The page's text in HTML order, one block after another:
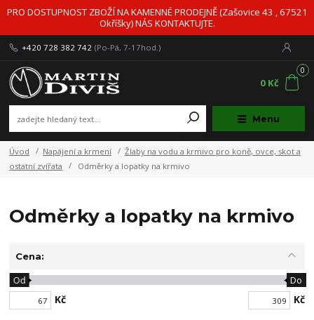
PRO DOSTUPNOST ZBOŽÍ NA KAMENNÉ PRODEJNĚ (Zašovice 43 , 67521
Okříšky) NÁS KONTAKTUJTE.
Menu
+420 728 382 742 (Po-Pá, 7-17hod.)
0
0 Kč
Úvod Napájení a krmení
Žlaby na vodu a krmivo pro koně, ovce, skot a
ostatní zvířata
Odměrky a lopatky na krmivo
Odměrky a lopatky na krmivo
Cena:
Kč
Od Do
Kč